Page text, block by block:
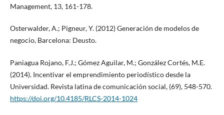
Management, 13, 161-178.
Osterwalder, A.; Pigneur, Y. (2012) Generación de modelos de
negocio, Barcelona: Deusto.
Paniagua Rojano, F.J.; Gómez Aguilar, M.; González Cortés, M.E.
(2014). Incentivar el emprendimiento periodístico desde la
Universidad. Revista latina de comunicación social, (69), 548-570.
https://doi.org/10.4185/RLCS-2014-1024